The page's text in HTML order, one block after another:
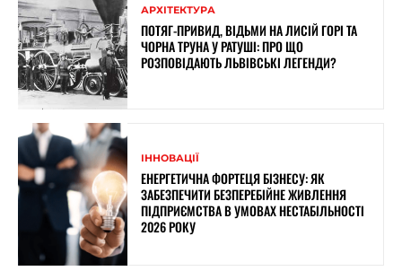
АРХІТЕКТУРА
ПОТЯГ-ПРИВИД, ВІДЬМИ НА ЛИСІЙ ГОРІ ТА
ЧОРНА ТРУНА У РАТУШІ: ПРО ЩО
РОЗПОВІДАЮТЬ ЛЬВІВСЬКІ ЛЕГЕНДИ?
ІННОВАЦІЇ
ЕНЕРГЕТИЧНА ФОРТЕЦЯ БІЗНЕСУ: ЯК
ЗАБЕЗПЕЧИТИ БЕЗПЕРЕБІЙНЕ ЖИВЛЕННЯ
ПІДПРИЄМСТВА В УМОВАХ НЕСТАБІЛЬНОСТІ
2026 РОКУ